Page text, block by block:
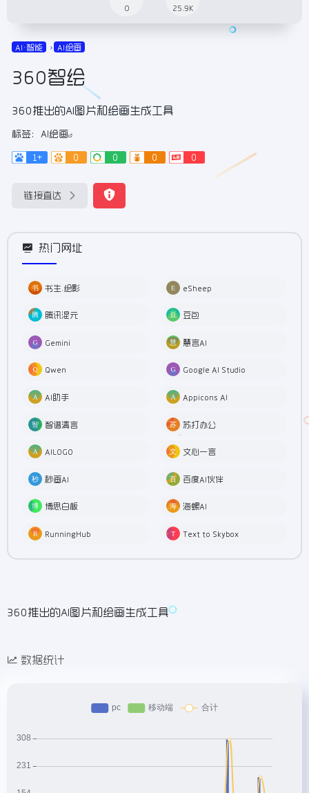
0 25.9K
AI•智能 AI绘画
360智绘
360推出的AI图片和绘画生成工具
标签： AI绘画
1+ 0 0 0 0
链接直达
热门网址
书生.绘影 eSheep
腾讯混元 豆包
Gemini 慧言AI
Qwen Google AI Studio
AI助手 Appicons AI
智谱清言 苏打办公
AILOGO 文心一言
秒画AI 百度AI伙伴
博思白板 海螺AI
RunningHub Text to Skybox
360推出的AI图片和绘画生成工具
数据统计